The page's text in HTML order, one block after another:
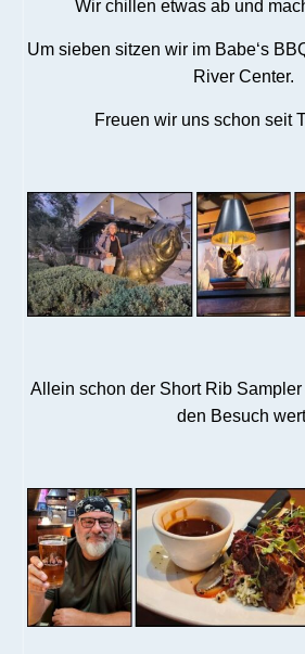
Wir chillen etwas ab und
Um sieben sitzen wir im Babe‘s
River Center.
Freuen wir uns schon seit
Allein schon der Short Rib
den Besuch